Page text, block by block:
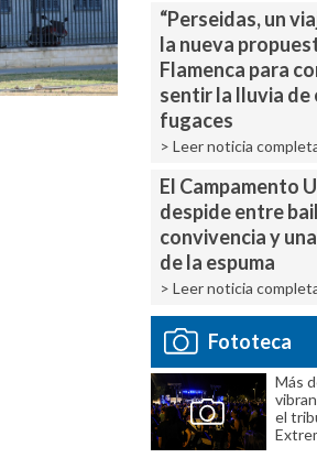
“Perseidas, un
la nueva
Flamenca para
sentir la lluvia
fugaces
> Leer noticia
El Campamento
despide entre
convivencia y
de la espuma
> Leer noticia
Fototeca
Más
el